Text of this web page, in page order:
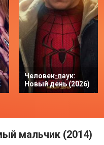
Человек-паук:
Новый день (2026)
мальчик (2014)